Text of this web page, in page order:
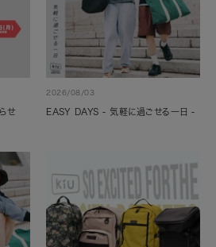
せ
2026/08/03
EASY DAYS - 気軽に過ごせる一日 -